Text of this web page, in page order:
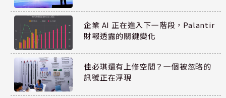
企業 AI 正在進入下一階段，Palantir
財報透露的關鍵變化
佳必琪還有上修空間？一個被忽略的
訊號正在浮現